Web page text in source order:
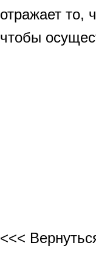
отражает то,
чтобы
<<<